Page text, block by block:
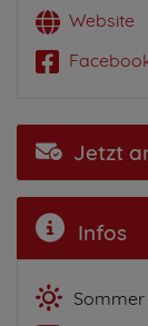
Website
Jetzt
Infos